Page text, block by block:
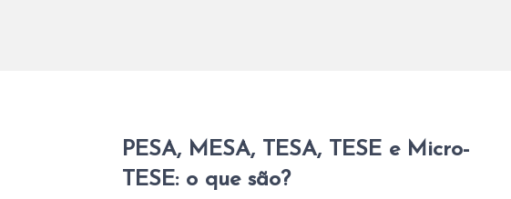
PESA, MESA, TESA, TESE e Micro-
TESE: o que são?